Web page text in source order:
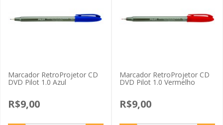
Marcador RetroProjetor CD
DVD Pilot 1.0 Azul
R$9,00
Marcador RetroProjetor CD
DVD Pilot 1.0 Vermelho
R$9,00